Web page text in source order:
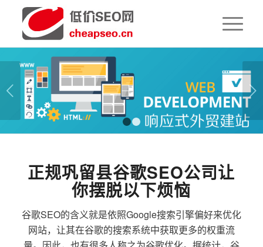
下一页
1 2
正规巩留县谷歌SEO公司让
你摆脱以下烦恼
谷歌SEO的含义就是依照Google搜索引擎偏好来优化
网站，让其在谷歌的搜索系统中获取更多的权重流